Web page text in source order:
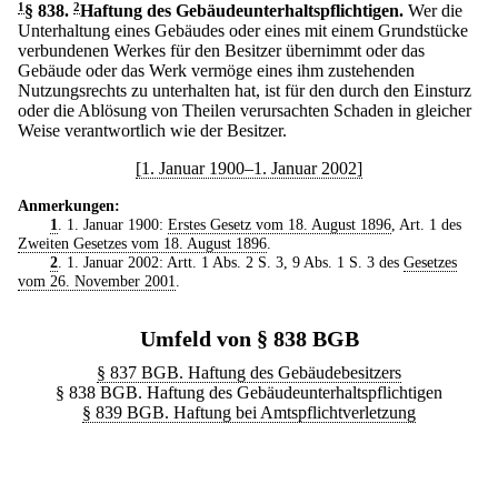
1 § 838. 2Haftung des Gebäudeunterhaltspflichtigen. Wer die
Unterhaltung eines Gebäudes oder eines mit einem Grundstücke
verbundenen Werkes für den Besitzer übernimmt oder das
Gebäude oder das Werk vermöge eines ihm zustehenden
Nutzungsrechts zu unterhalten hat, ist für den durch den Einsturz
oder die Ablösung von Theilen verursachten Schaden in gleicher
Weise verantwortlich wie der Besitzer.
[1. Januar 1900–1. Januar 2002]
Anmerkungen:
1
. 1. Januar 1900: Erstes Gesetz vom 18. August 1896, Art. 1 des
Zweiten Gesetzes vom 18. August 1896
2. 1. Januar 2002: Artt. 1 Abs. 2 S. 3, 9 Abs. 1 S. 3 des Gesetzes
vom 26. November 2001
Umfeld von § 838 BGB
§ 837 BGB. Haftung des Gebäudebesitzers
§ 838 BGB. Haftung des Gebäudeunterhaltspflichtigen
§ 839 BGB. Haftung bei Amtspflichtverletzung